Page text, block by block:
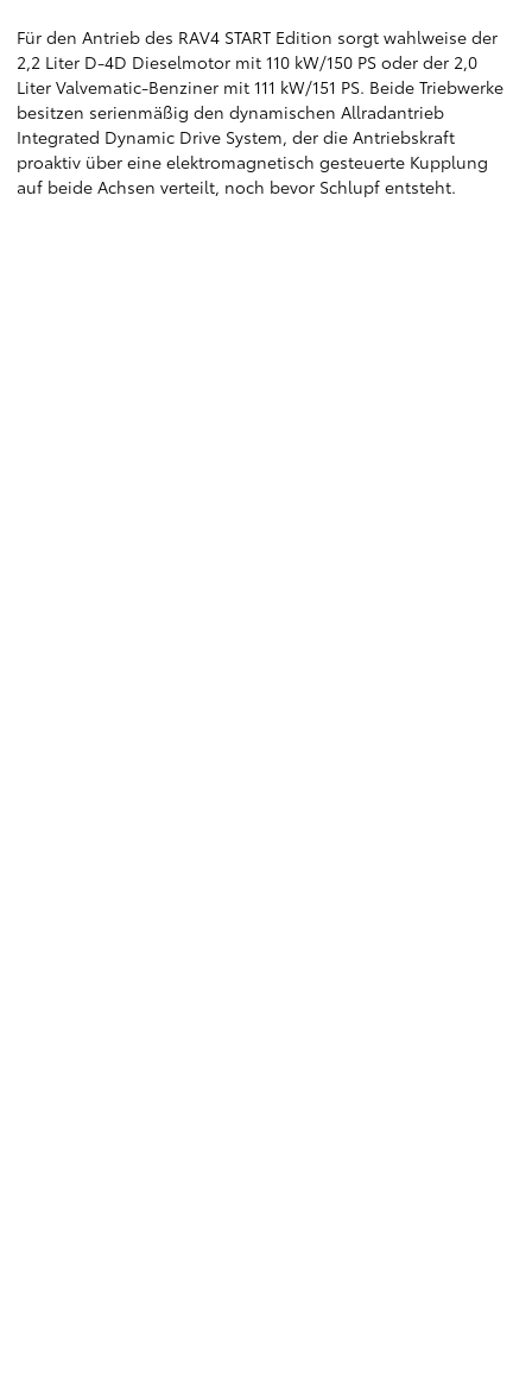
Für den Antrieb des RAV4 START Edition sorgt wahlweise der
2,2 Liter D-4D Dieselmotor mit 110 kW/150 PS oder der 2,0
Liter Valvematic-Benziner mit 111 kW/151 PS. Beide Triebwerke
besitzen serienmäßig den dynamischen Allradantrieb
Integrated Dynamic Drive System, der die Antriebskraft
proaktiv über eine elektromagnetisch gesteuerte Kupplung
auf beide Achsen verteilt, noch bevor Schlupf entsteht.